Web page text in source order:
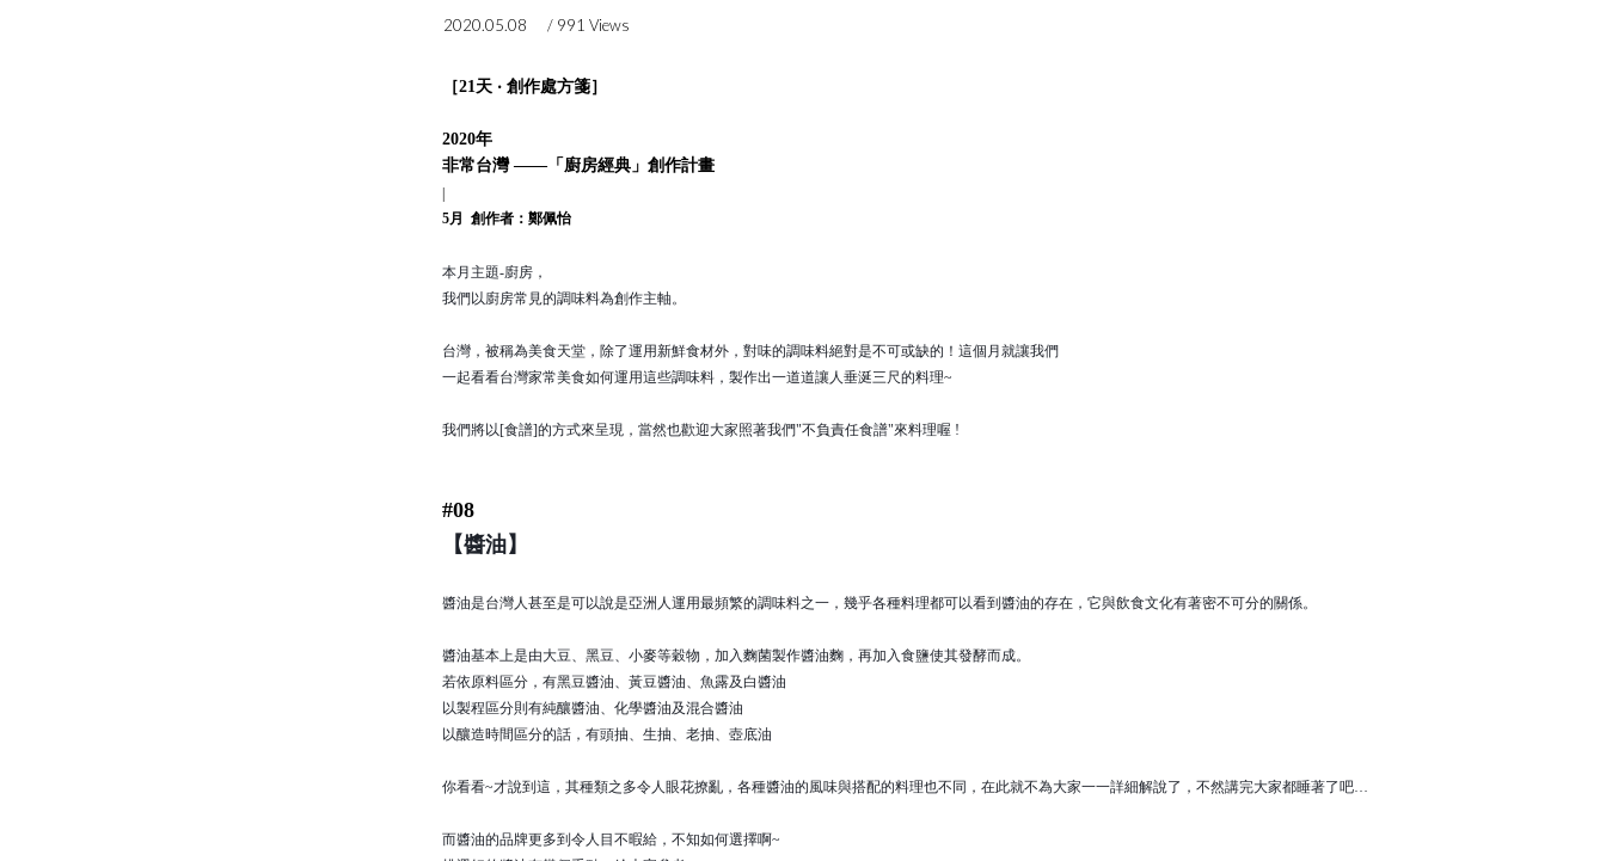
2020.05.08 / 991 Views
［21天 ‧ 創作處方箋］
2020年
非常台灣 ——「廚房經典」 創作計畫
5月 創作者：鄭佩怡
本月主題-廚房，
我們以廚房常見的調味料為創作主軸。
台灣，被稱為美食天堂，除了運用新鮮食材外，對味的調味料絕對是不可或缺的！這個月就讓我們
一起看看台灣家常美食如何運用這些調味料，製作出一道道讓人垂涎三尺的料理~
我們將以[食譜]的方式來呈現，當然也歡迎大家照著我們"不負責任食譜"來料理喔 !
#08
【醬油】
醬油是台灣人甚至是可以說是亞洲人運用最頻繁的調味料之一，幾乎各種料理都可以看到醬油的存在，它與飲食文化有著密不可分的關係。
醬油基本上是由大豆、黑豆、小麥等穀物，加入麴菌製作醬油麴，再加入食鹽使其發酵而成。
若依原料區分，有黑豆醬油、黃豆醬油、魚露及白醬油
以製程區分則有純釀醬油、化學醬油及混合醬油
以釀造時間區分的話，有頭抽、生抽、老抽、壺底油
你看看~才說到這，其種類之多令人眼花撩亂，各種醬油的風味與搭配的料理也不同，在此就不為大家一一詳細解說了，不然講完大家都睡著了吧…
而醬油的品牌更多到令人目不暇給，不知如何選擇啊~